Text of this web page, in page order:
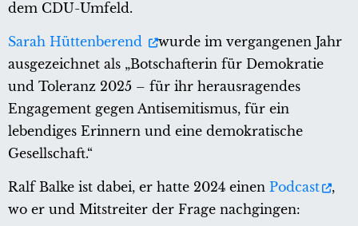
dem CDU-Umfeld.
Sarah Hüttenberend
wurde im vergangenen Jahr
ausgezeichnet als „Botschafterin für Demokratie
und Toleranz 2025 – für ihr herausragendes
Engagement gegen Antisemitismus, für ein
lebendiges Erinnern und eine demokratische
Gesellschaft.“
Ralf Balke ist dabei, er hatte 2024 einen Podcast
,
wo er und Mitstreiter der Frage nachgingen: